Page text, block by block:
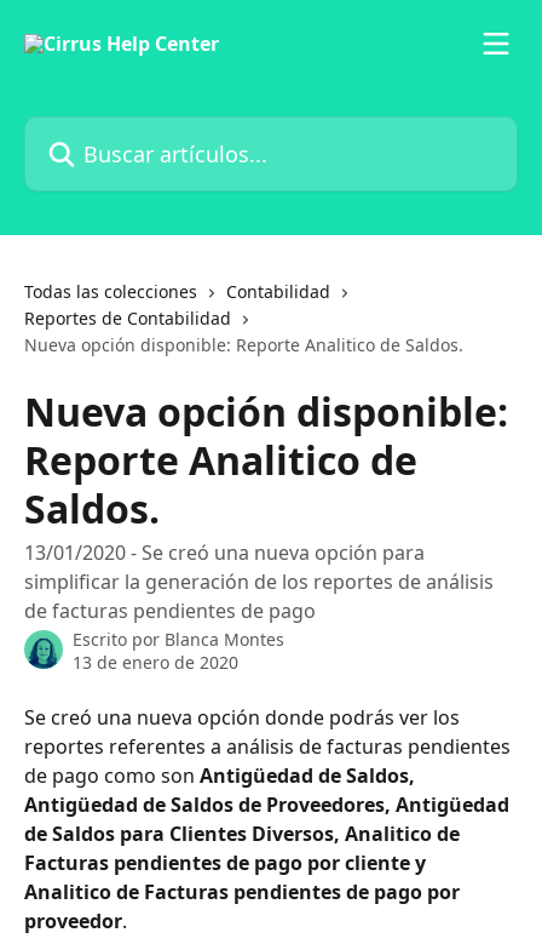
Buscar artículos...
Todas las colecciones
Contabilidad
Reportes de Contabilidad
Nueva opción disponible: Reporte Analitico de Saldos.
Nueva opción disponible:
Reporte Analitico de
Saldos.
13/01/2020 - Se creó una nueva opción para
simplificar la generación de los reportes de análisis
de facturas pendientes de pago
Escrito por Blanca Montes
13 de enero de 2020
Se creó una nueva opción donde podrás ver los
reportes referentes a análisis de facturas pendientes
de pago como son Antigüedad de Saldos,
Antigüedad de Saldos de Proveedores, Antigüedad
de Saldos para Clientes Diversos, Analitico de
Facturas pendientes de pago por cliente y
Analitico de Facturas pendientes de pago por
proveedor.